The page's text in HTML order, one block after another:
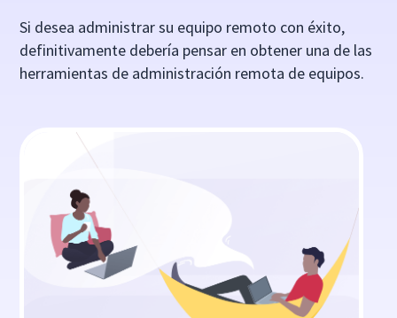
Si desea administrar su equipo remoto con éxito,
definitivamente debería pensar en obtener una de las
herramientas de administración remota de equipos.